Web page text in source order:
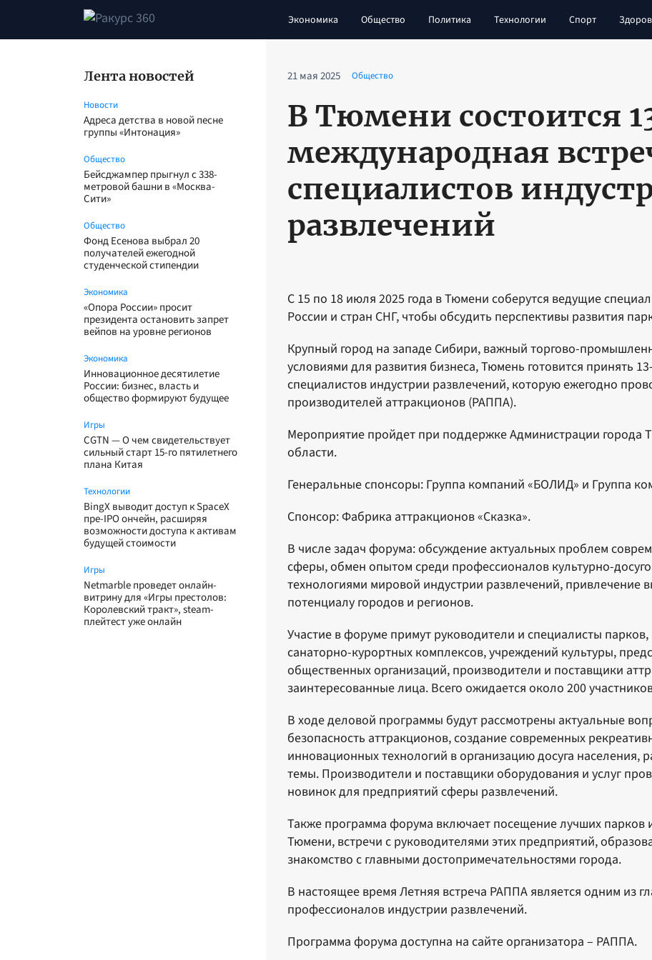
Экономика Общество Политика Технологии Спорт
Лента новостей
Новости
Адреса детства в новой песне
группы «Интонация»
Общество
Бейсджампер прыгнул с 338-
метровой башни в «Москва-
Сити»
Общество
Фонд Есенова выбрал 20
получателей ежегодной
студенческой стипендии
Экономика
«Опора России» просит
президента остановить запрет
вейпов на уровне регионов
Экономика
Инновационное десятилетие
России: бизнес, власть и
общество формируют будущее
Игры
CGTN — О чем свидетельствует
сильный старт 15-го пятилетнего
плана Китая
Технологии
BingX выводит доступ к SpaceX
пре-IPO ончейн, расширяя
возможности доступа к активам
будущей стоимости
Игры
Netmarble проведет онлайн-
витрину для «Игры престолов:
Королевский тракт», steam-
плейтест уже онлайн
21 мая 2025 Общество
В Тюмени состоится
международная
специалистов
развлечений
С 15 по 18 июля 2025 года в Тюмени соберутся ведущие
России и стран СНГ, чтобы обсудить перспективы развития
Крупный город на западе Сибири, важный торгово-
условиями для развития бизнеса, Тюмень готовится принять
специалистов индустрии развлечений, которую ежегодно
производителей аттракционов (РАППА).
Мероприятие пройдет при поддержке Администрации города
области.
Генеральные спонсоры: Группа компаний «БОЛИД» и Группа
Спонсор: Фабрика аттракционов «Сказка».
В числе задач форума: обсуждение актуальных проблем
сферы, обмен опытом среди профессионалов культурно-
технологиями мировой индустрии развлечений, привлечение
потенциалу городов и регионов.
Участие в форуме примут руководители и специалисты
санаторно-курортных комплексов, учреждений культуры,
общественных организаций, производители и поставщики
заинтересованные лица. Всего ожидается около 200
В ходе деловой программы будут рассмотрены актуальные
безопасность аттракционов, создание современных
инновационных технологий в организацию досуга населения,
темы. Производители и поставщики оборудования и услуг
новинок для предприятий сферы развлечений.
Также программа форума включает посещение лучших парков
Тюмени, встречи с руководителями этих предприятий,
знакомство с главными достопримечательностями города.
В настоящее время Летняя встреча РАППА является одним из
профессионалов индустрии развлечений.
Программа форума доступна на сайте организатора – РАППА.